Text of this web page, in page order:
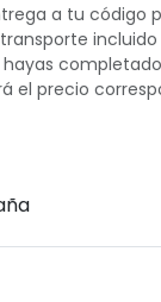
a tu código
el precio